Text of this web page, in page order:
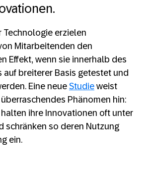
Technologie erzielen
Mitarbeitenden den
Effekt, wenn sie innerhalb des
auf breiterer Basis getestet und
Eine neue Studie weist
Phänomen hin:
ihre Innovationen oft unter
schränken so deren Nutzung
ein.